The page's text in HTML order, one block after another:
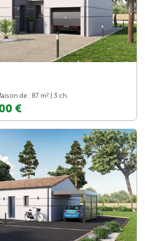
de : 87 m2
| 3 ch.
€